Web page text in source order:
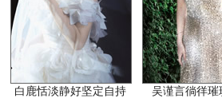
白鹿恬淡静好坚定自持 吴谨言徜徉璀